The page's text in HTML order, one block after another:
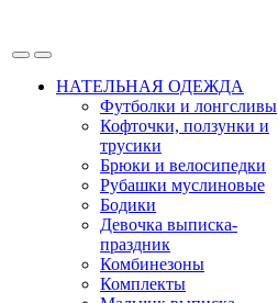
НАТЕЛЬНАЯ ОДЕЖДА
Футболки и лонгсливы
Кофточки, ползунки и
трусики
Брюки и велосипедки
Рубашки муслиновые
Бодики
Девочка выписка-
праздник
Комбинезоны
Комплекты